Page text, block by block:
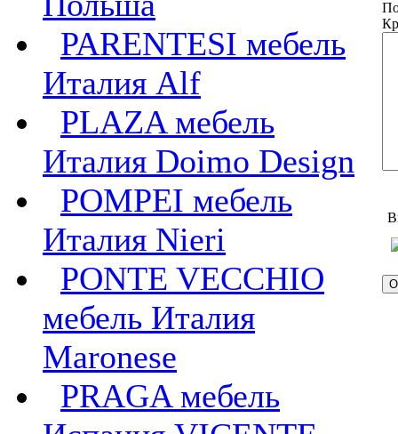
PARENTESI мебель
Италия Alf
PLAZA мебель
Италия Doimo Design
POMPEI мебель
Италия Nieri
PONTE VECCHIO
мебель Италия
Maronese
PRAGA мебель